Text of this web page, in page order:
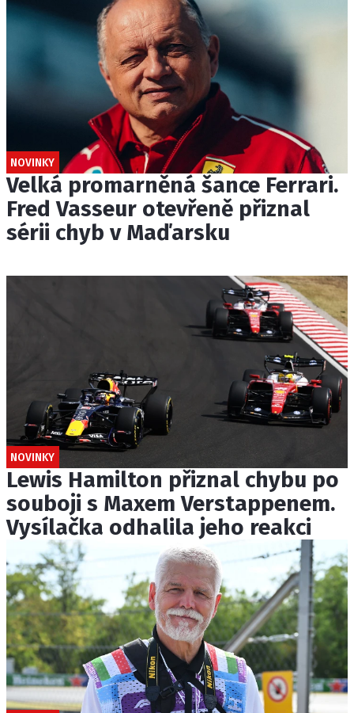
NOVINKY
Velká promarněná šance Ferrari.
Fred Vasseur otevřeně přiznal
sérii chyb v Maďarsku
NOVINKY
Lewis Hamilton přiznal chybu po
souboji s Maxem Verstappenem.
Vysílačka odhalila jeho reakci